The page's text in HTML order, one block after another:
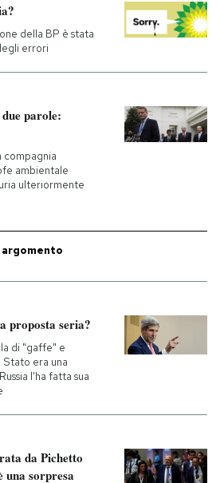
della BP è stata
errori
parole:
compagnia
ambientale
ulteriormente
proposta seria?
di "gaffe" e
era una
l'ha fatta sua
da Pichetto
una sorpresa